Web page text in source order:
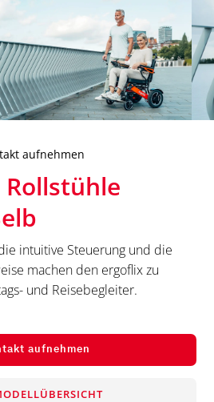
aufnehmen
intuitive Steuerung und die
machen den ergoflix zu
und Reisebegleiter.
aufnehmen